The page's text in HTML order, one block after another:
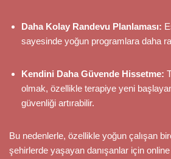
Daha Kolay Randevu Planlaması:
sayesinde yoğun programlara daha
Kendini Daha Güvende Hissetme:
olmak, özellikle terapiye yeni
güvenliği artırabilir.
Bu nedenlerle, özellikle yoğun çalışan
şehirlerde yaşayan danışanlar için